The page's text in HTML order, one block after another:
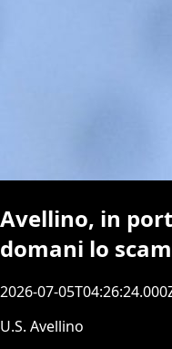
Avellino, in
domani lo
2026-07-
U.S. Avellino